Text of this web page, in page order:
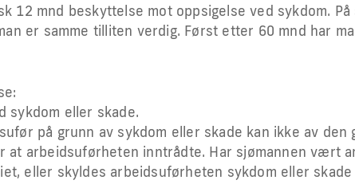
12 mnd beskyttelse mot oppsigelse ved sykdom.
er samme tilliten verdig. Først etter 60 mnd har
sykdom eller skade.
på grunn av sykdom eller skade kan ikke av den
at arbeidsuførheten inntrådte. Har sjømannen vært
eller skyldes arbeidsuførheten sykdom eller